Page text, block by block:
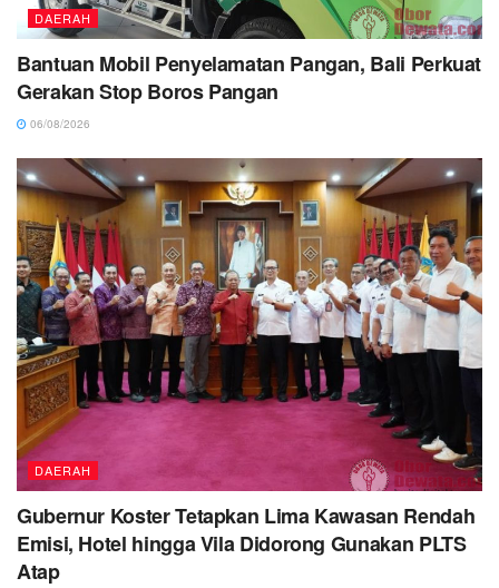
DAERAH
Bantuan Mobil Penyelamatan Pangan, Bali Perkuat
Gerakan Stop Boros Pangan
06/08/2026
DAERAH
Gubernur Koster Tetapkan Lima Kawasan Rendah
Emisi, Hotel hingga Vila Didorong Gunakan PLTS
Atap